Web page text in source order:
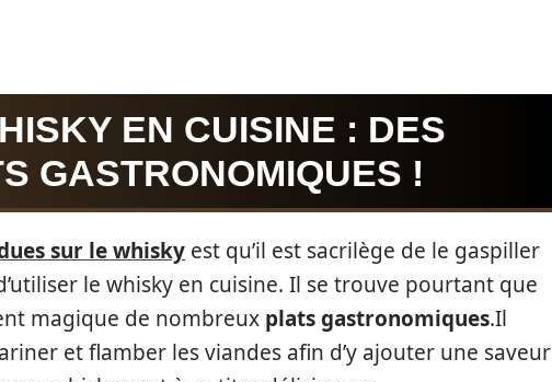
EN CUISINE : DES
GASTRONOMIQUES !
sur le whisky est qu’il est sacrilège de le gaspiller
le whisky en cuisine. Il se trouve pourtant que
magique de nombreux plats gastronomiques.Il
et flamber les viandes afin d’y ajouter une saveur